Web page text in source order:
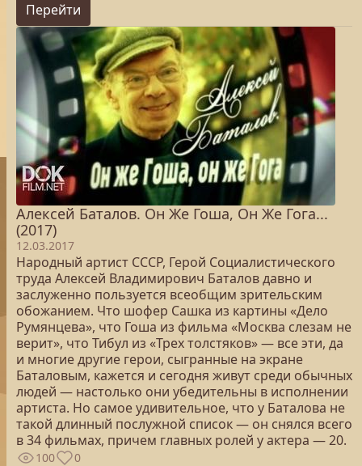
Перейти
Алексей Баталов. Он Же Гоша, Он Же Гога...
(2017)
12.03.2017
Народный артист СССР, Герой Социалистического
труда Алексей Владимирович Баталов давно и
заслуженно пользуется всеобщим зрительским
обожанием. Что шофер Сашка из картины «Дело
Румянцева», что Гоша из фильма «Москва слезам не
верит», что Тибул из «Трех толстяков» — все эти, да
и многие другие герои, сыгранные на экране
Баталовым, кажется и сегодня живут среди обычных
людей — настолько они убедительны в исполнении
артиста. Но самое удивительное, что у Баталова не
такой длинный послужной список — он снялся всего
в 34 фильмах, причем главных ролей у актера — 20.
100 0